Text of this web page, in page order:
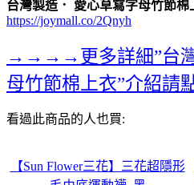
台灣製造． 愛心草寫字母竹節棉
https://joymall.co/2Qnyh
→→→→更多詳細”台灣
母竹節棉上衣”介紹
看過此商品的人也買:
【Sun Flower三花】三花超隱形